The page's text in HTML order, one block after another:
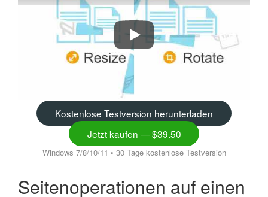
Seiten in TIFF-Dateien mit Tiff
Kostenlose Testversion herunterladen
Jetzt kaufen — $39.50
Windows 7/8/10/11 • 30 Tage kostenlose Testversion
Seitenoperationen auf einen